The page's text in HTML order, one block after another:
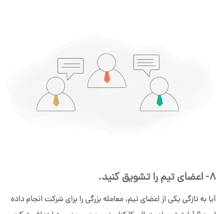
8- اعضای تیم را تشویق کنید.
آیا به تازگی یکی از اعضای تیم، معامله بزرگی را برای شرکت انجام داده